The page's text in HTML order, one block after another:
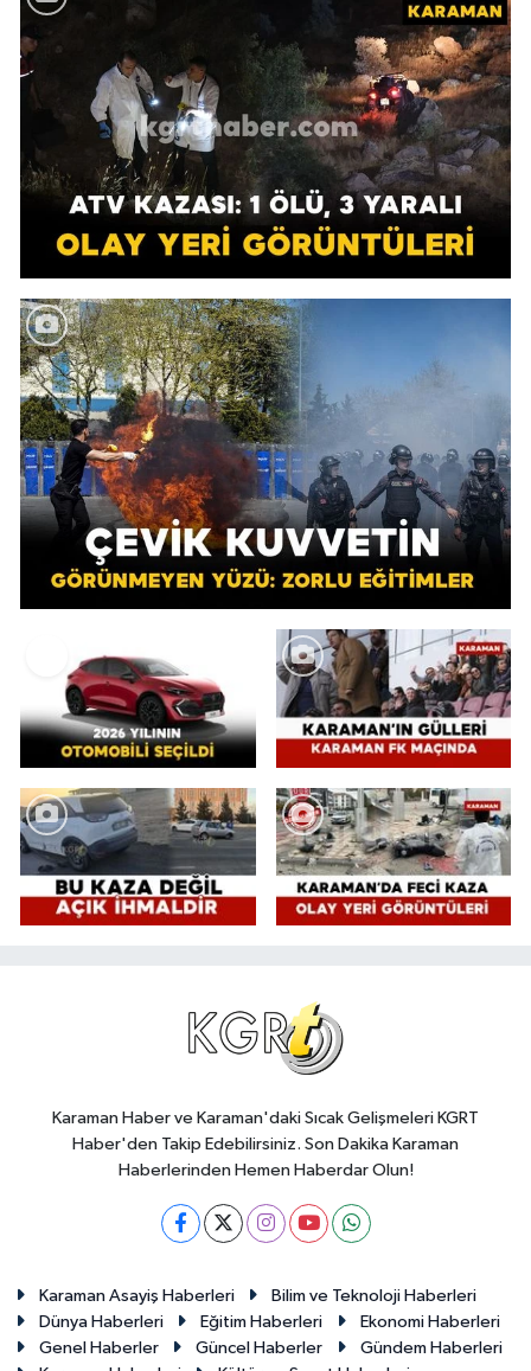
Karaman Haber ve Karaman'daki Sıcak Gelişmeleri KGRT
Haber'den Takip Edebilirsiniz. Son Dakika Karaman
Haberlerinden Hemen Haberdar Olun!
Karaman Asayiş Haberleri
Bilim ve Teknoloji Haberleri
Dünya Haberleri
Eğitim Haberleri
Ekonomi Haberleri
Genel Haberler
Güncel Haberler
Gündem Haberleri